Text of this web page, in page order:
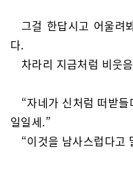
그걸 한답시고 어울려
다.
차라리 지금처럼 비웃
“자네가 신처럼 떠받
일일세.”
“이것을 남사스럽다고